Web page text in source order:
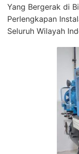
Yang Bergerak di
Perlengkapan
Seluruh Wilayah